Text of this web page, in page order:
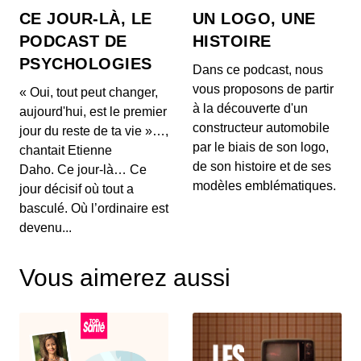
27 mai 2026 : Mythes sur la perte de
poids, l'impact du vin rouge et
tendances capillaires de Cannes
00:03:48 - IL Y A 2 MOIS
1. 🍽️ **Mythes de la perte de poids :** Découvrez
pourquoi manger tard le soir ne fait pas forcéme...
26 mai 2026 : Alerte sanitaire,
hydratation et astuces beauté pour les
mains
00:03:56 - IL Y A 2 MOIS
1. ⚠️ **Alerte de RappelConso sur les merguez
mer...
Tendances street food
00:04:07 - IL Y A 2 MOIS
18 mai 2026 : Cholestérol, Longévité et
CE JOUR-LÀ, LE
PODCAST DE
PSYCHOLOGIES
« Oui, tout peut changer,
aujourd'hui, est le premier
jour du reste de ta vie »…,
chantait Etienne
Daho. Ce jour-là… Ce
jour décisif où tout a
basculé. Où l’ordinaire est
devenu...
UN LOGO, UNE
HISTOIRE
Dans ce podcast, nous
vous proposons de partir
à la découverte d'un
constructeur automobile
par le biais de son logo,
de son histoire et de ses
modèles emblématiques.
Vous aimerez aussi